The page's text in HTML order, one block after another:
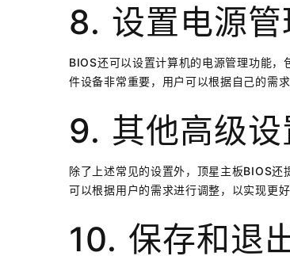
8. 设置电源管
BIOS还可以设置计算机的电源管理功能
件设备非常重要，用户可以根据自己的需求
9. 其他高级设
除了上述常见的设置外，顶星主板BIOS
可以根据用户的需求进行调整，以实现更
10. 保存和退